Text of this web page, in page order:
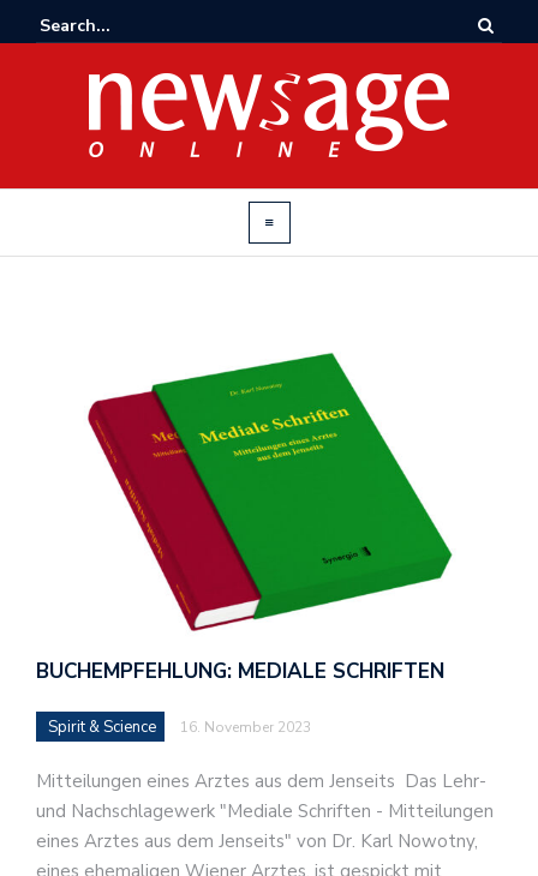
BUCHEMPFEHLUNG: MEDIALE SCHRIFTEN
Spirit & Science 16. November 2023
Mitteilungen eines Arztes aus dem Jenseits Das Lehr-
und Nachschlagewerk "Mediale Schriften - Mitteilungen
eines Arztes aus dem Jenseits" von Dr. Karl Nowotny,
eines ehemaligen Wiener Arztes, ist gespickt mit